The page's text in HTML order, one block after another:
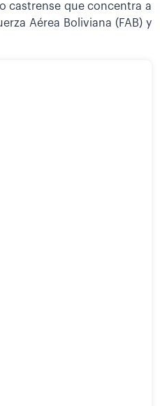
castrense que concentra a
Aérea Boliviana (FAB) y